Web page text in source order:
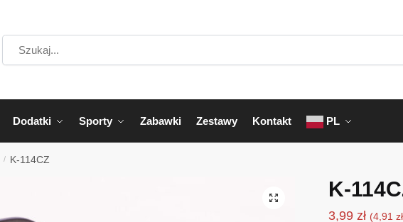
Dodatki Sporty Zabawki Zestawy Kontakt PL
/ K-114CZ
K-
3,99 zł (4,91 zł